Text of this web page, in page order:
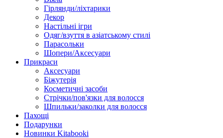
Гірлянди/ліхтарики
Декор
Настільні ігри
Одяг/взуття в азіатському стилі
Парасольки
Шопери/Аксесуари
Прикраси
Аксесуари
Біжутерія
Косметичні засоби
Стрічки/пов'язки для волосся
Шпильки/заколки для волосся
Пахощі
Подарунки
Новинки Kitabooki